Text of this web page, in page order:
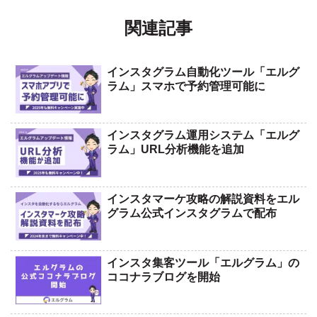
関連記事
インスタグラム自動化ツール「エルグ
ラム」スマホで予約管理可能に
インスタグラム運用システム「エルグ
ラム」URL分析機能を追加
インスタマーケ攻略の解説資料をエル
グラム公式インスタグラムで配布
インスタ集客ツール「エルグラム」の
ココナラブログを開始